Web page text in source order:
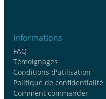
Informations
FAQ
Témoignages
Conditions d'utilisation
Politique de confidentialité
Comment commander